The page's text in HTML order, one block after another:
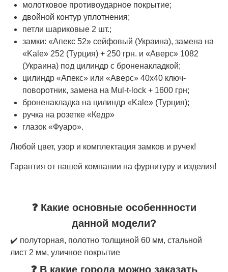
молотковое противоударное покрытие;
двойной контур уплотнения;
петли шариковые 2 шт.;
замки: «Апекс 52» сейфовый (Украина), замена на
«Kale» 252 (Турция) + 250 грн. и «Аверс» 1082
(Украина) под цилиндр с броненакладкой;
цилиндр «Апекс» или «Аверс» 40х40 ключ-
поворотник, замена на Mul-t-lock + 1600 грн;
броненакладка на цилиндр «Kale» (Турция);
ручка на розетке «Кедр»
глазок «Фуаро».
Любой цвет, узор и комплектация замков и ручек!
Гарантия от нашей компании на фурнитуру и изделия!
❓ Какие основные особеннности
данной модели?
✔️ полуторная, полотно толщиной 60 мм, стальной
лист 2 мм, уличное покрытие
❓ В какие города можно заказать